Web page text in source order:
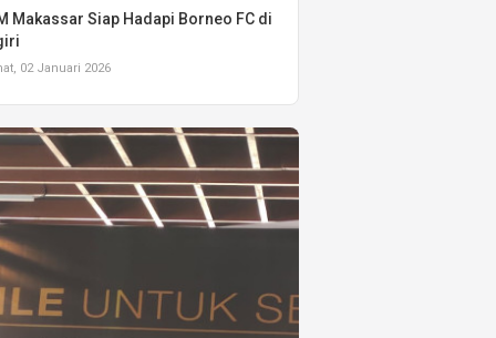
Makassar Siap Hadapi Borneo FC di
02 Januari 2026